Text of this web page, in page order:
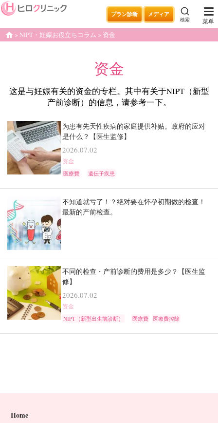
プラン診断 メディア
検索 菜单
homeNIPT・妊娠お役立ちコラム 资金
资金
这是与妊娠有关的资金的专栏。其中有关于NIPT（新型
产前诊断）的信息，请参考一下。
为患有先天性疾病的家庭提供补贴。政府的应对
是什么？【医生监修】
2026.07.02
资金
医療費 遺伝子疾患
不知道就亏了！？绝对要在怀孕初期做的检查！
最新的产前检查。
不同的检查・产前诊断的费用是多少？【医生监
修】
2026.07.02
资金
NIPT（新型出生前診断） 医療費 医療費控除
Home